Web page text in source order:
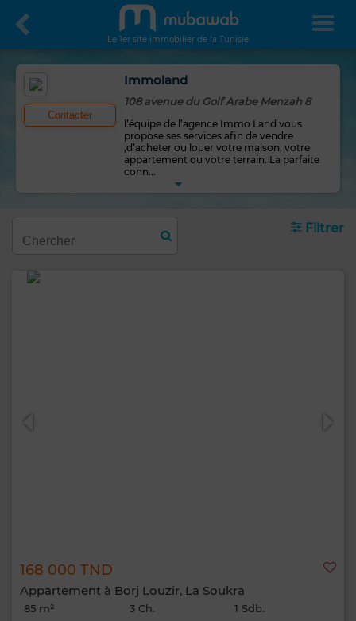
Le 1er site immobilier de la Tunisie
Contacter
Immoland
108 avenue du Golf Arabe Menzah 8
l’équipe de l’agence Immo Land vous
propose ses services afin de vendre
,d’acheter ou louer votre maison, votre
appartement ou votre terrain. La parfaite
conn...
Filtrer
168 000 TND
Appartement à Borj Louzir, La Soukra
85 m² 3 Ch. 1 Sdb.